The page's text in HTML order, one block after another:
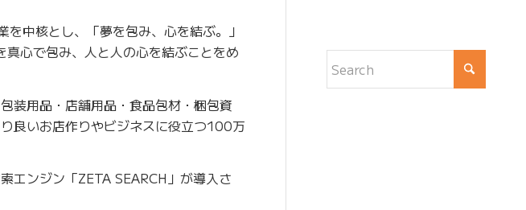
中核とし、「夢を包み、心を結ぶ。」
心で包み、人と人の心を結ぶことをめ
装用品・店舗用品・食品包材・梱包資
良いお店作りやビジネスに役立つ100万
エンジン「ZETA SEARCH」が導入さ